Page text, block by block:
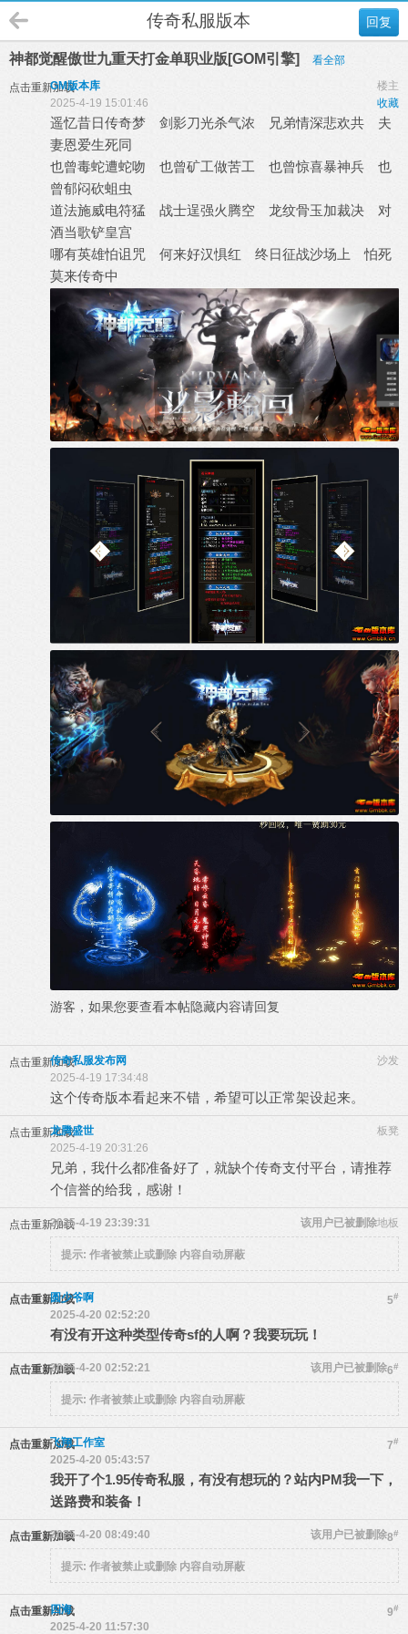
回复
传奇私服版本
神都觉醒傲世九重天打金单职业版[GOM引擎] 看全部
点击重新加载 楼主
GM版本库
收藏
2025-4-19 15:01:46
遥忆昔日传奇梦 剑影刀光杀气浓 兄弟情深悲欢共 夫
妻恩爱生死同
也曾毒蛇遭蛇吻 也曾矿工做苦工 也曾惊喜暴神兵 也
曾郁闷砍蛆虫
道法施威电符猛 战士逞强火腾空 龙纹骨玉加裁决 对
酒当歌铲皇宫
哪有英雄怕诅咒 何来好汉惧红 终日征战沙场上 怕死
莫来传奇中
游客，如果您要查看本帖隐藏内容请回复
点击重新加载 沙发
传奇私服发布网
2025-4-19 17:34:48
这个传奇版本看起来不错，希望可以正常架设起来。
点击重新加载 板凳
龙腾盛世
2025-4-19 20:31:26
兄弟，我什么都准备好了，就缺个传奇支付平台，请推荐
个信誉的给我，感谢！
点击重新加载 地板
该用户已被删除
2025-4-19 23:39:31
提示: 作者被禁止或删除 内容自动屏蔽
点击重新加载 5#
圆少爷啊
2025-4-20 02:52:20
有没有开这种类型传奇sf的人啊？我要玩玩！
点击重新加载 6#
该用户已被删除
2025-4-20 02:52:21
提示: 作者被禁止或删除 内容自动屏蔽
点击重新加载 7#
飞翔工作室
2025-4-20 05:43:57
我开了个1.95传奇私服，有没有想玩的？站内PM我一下，
送路费和装备！
点击重新加载 8#
该用户已被删除
2025-4-20 08:49:40
提示: 作者被禁止或删除 内容自动屏蔽
点击重新加载 9#
四海
2025-4-20 11:57:30